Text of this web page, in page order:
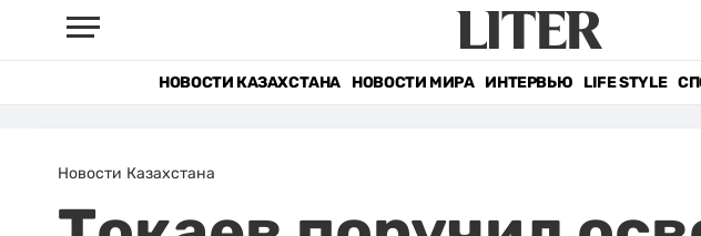
НОВОСТИ КАЗАХСТАНА НОВОСТИ МИРА ИНТЕРВЬЮ LIFE STYLE
Новости Казахстана